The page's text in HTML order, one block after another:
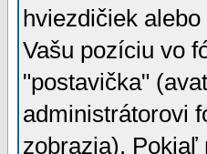
hviezdičiek
Vašu pozíciu vo
"postavička"
administrátorovi
zobrazia). Pokiaľ